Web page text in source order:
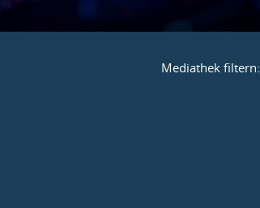
Mediathek filtern: